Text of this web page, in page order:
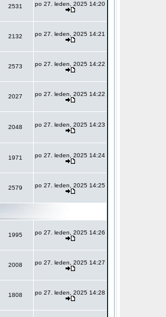
2531 po 27. leden, 2025 14:20
2132 po 27. leden, 2025 14:21
2573 po 27. leden, 2025 14:22
2027 po 27. leden, 2025 14:22
2048 po 27. leden, 2025 14:23
1971 po 27. leden, 2025 14:24
2579 po 27. leden, 2025 14:25
1995 po 27. leden, 2025 14:26
2008 po 27. leden, 2025 14:27
1808 po 27. leden, 2025 14:28